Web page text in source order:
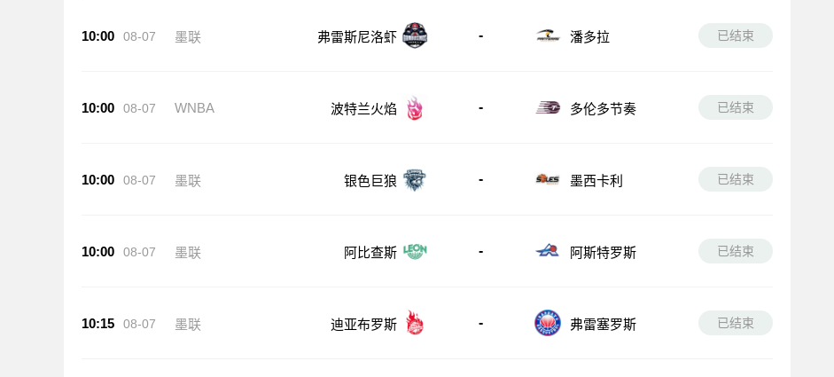
10:00 08-07 墨联 弗雷斯尼洛虾 - 潘多拉 已结束
10:00 08-07 WNBA 波特兰火焰 - 多伦多节奏 已结束
10:00 08-07 墨联 银色巨狼 - 墨西卡利 已结束
10:00 08-07 墨联 阿比查斯 - 阿斯特罗斯 已结束
10:15 08-07 墨联 迪亚布罗斯 - 弗雷塞罗斯 已结束